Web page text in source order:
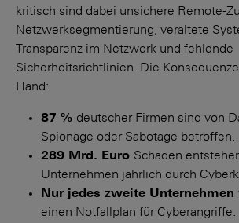
kritisch sind dabei unsichere Remote-
Netzwerk­segmentierung, veraltete
Transparenz im Netzwerk und fehlende
Sicherheitsrichtlinien. Die
Hand:
87 % deutscher Firmen sind von
Spionage oder Sabotage betroffen.
289 Mrd. Euro Schaden
Unternehmen jährlich durch
Nur jedes zweite Unternehmen
einen Notfallplan für Cyberangriffe.